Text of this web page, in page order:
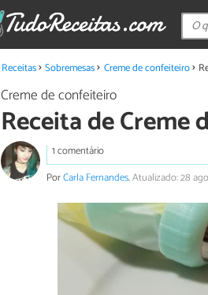
Receitas Sobremesas Creme de confeiteiro
Creme de confeiteiro
Receita de
1 comentário
PorCarla Fernandes.Atualizado: 28